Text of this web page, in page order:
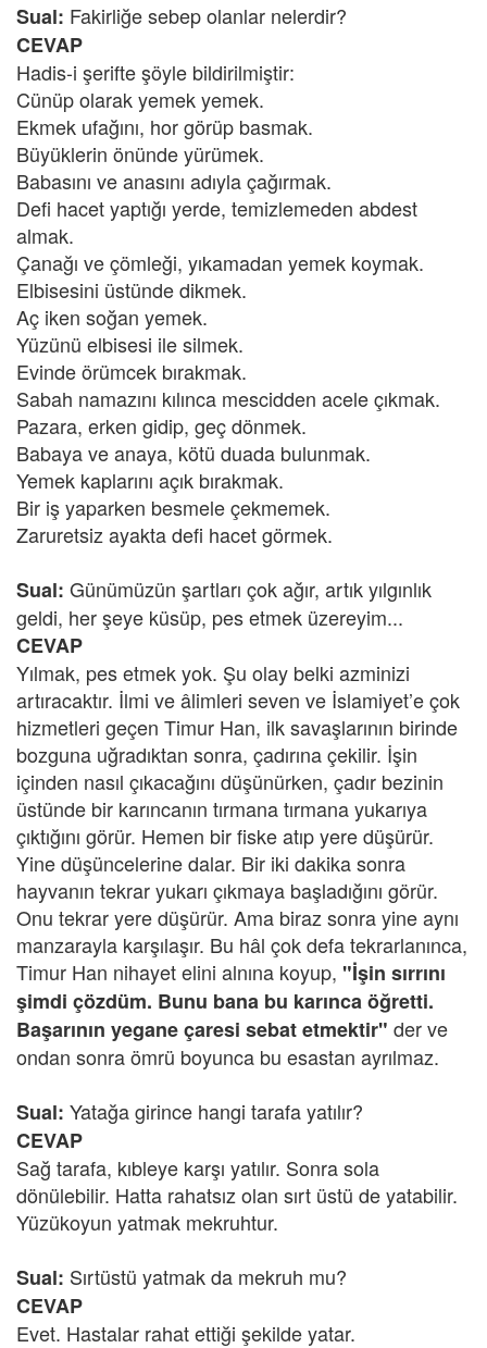
Sual: Fakirliğe sebep olanlar nelerdir?
CEVAP
Hadis-i şerifte şöyle bildirilmiştir:
Cünüp olarak yemek yemek.
Ekmek ufağını, hor görüp basmak.
Büyüklerin önünde yürümek.
Babasını ve anasını adıyla çağırmak.
Defi hacet yaptığı yerde, temizlemeden abdest
almak.
Çanağı ve çömleği, yıkamadan yemek koymak.
Elbisesini üstünde dikmek.
Aç iken soğan yemek.
Yüzünü elbisesi ile silmek.
Evinde örümcek bırakmak.
Sabah namazını kılınca mescidden acele çıkmak.
Pazara, erken gidip, geç dönmek.
Babaya ve anaya, kötü duada bulunmak.
Yemek kaplarını açık bırakmak.
Bir iş yaparken besmele çekmemek.
Zaruretsiz ayakta defi hacet görmek.
Sual: Günümüzün şartları çok ağır, artık yılgınlık
geldi, her şeye küsüp, pes etmek üzereyim...
CEVAP
Yılmak, pes etmek yok. Şu olay belki azminizi
artıracaktır. İlmi ve âlimleri seven ve İslamiyet’e çok
hizmetleri geçen Timur Han, ilk savaşlarının birinde
bozguna uğradıktan sonra, çadırına çekilir. İşin
içinden nasıl çıkacağını düşünürken, çadır bezinin
üstünde bir karıncanın tırmana tırmana yukarıya
çıktığını görür. Hemen bir fiske atıp yere düşürür.
Yine düşüncelerine dalar. Bir iki dakika sonra
hayvanın tekrar yukarı çıkmaya başladığını görür.
Onu tekrar yere düşürür. Ama biraz sonra yine aynı
manzarayla karşılaşır. Bu hâl çok defa tekrarlanınca,
Timur Han nihayet elini alnına koyup, "İşin sırrını
şimdi çözdüm. Bunu bana bu karınca öğretti.
Başarının yegane çaresi sebat etmektir" der ve
ondan sonra ömrü boyunca bu esastan ayrılmaz.
Sual: Yatağa girince hangi tarafa yatılır?
CEVAP
Sağ tarafa, kıbleye karşı yatılır. Sonra sola
dönülebilir. Hatta rahatsız olan sırt üstü de yatabilir.
Yüzükoyun yatmak mekruhtur.
Sual: Sırtüstü yatmak da mekruh mu?
CEVAP
Evet. Hastalar rahat ettiği şekilde yatar.